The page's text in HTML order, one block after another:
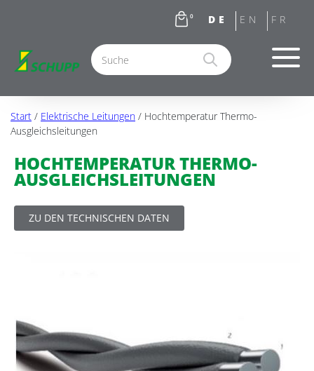
0
Start / Elektrische Leitungen / Hochtemperatur Thermo-
Ausgleichsleitungen
HOCHTEMPERATUR THERMO-
AUSGLEICHSLEITUNGEN
ZU DEN TECHNISCHEN DATEN